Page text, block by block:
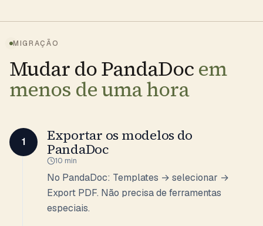
MIGRAÇÃO
Mudar do PandaDocem
menos de uma hora
1
Exportar os modelos do
PandaDoc
10 min
No PandaDoc: Templates → selecionar →
Export PDF. Não precisa de ferramentas
especiais.